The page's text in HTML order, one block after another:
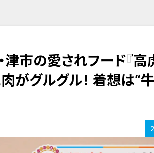
津市の愛されフード『高
がグルグル！ 着想は“